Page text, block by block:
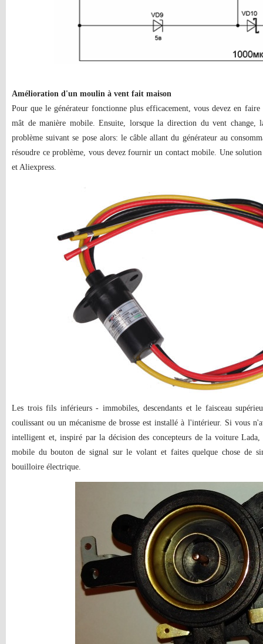
Amélioration d'un moulin à vent fait maison
Pour que le générateur fonctionne plus efficacement, vous devez en
mât de manière mobile. Ensuite, lorsque la direction du vent change,
problème suivant se pose alors: le câble allant du générateur au
résoudre ce problème, vous devez fournir un contact mobile. Une
et Aliexpress.
Les trois fils inférieurs - immobiles, descendants et le faisceau
coulissant ou un mécanisme de brosse est installé à l'intérieur. Si vous
intelligent et, inspiré par la décision des concepteurs de la voiture
mobile du bouton de signal sur le volant et faites quelque chose de
bouilloire électrique.